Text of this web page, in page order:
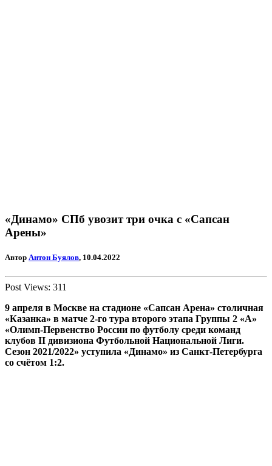
«Динамо» СПб увозит три очка с «Сапсан
Арены»
Автор Антон Буялов, 10.04.2022
Post Views: 311
9 апреля в Москве на стадионе «Сапсан Арена» столичная
«Казанка» в матче 2-го тура второго этапа Группы 2 «А»
«Олимп-Первенство России по футболу среди команд
клубов II дивизиона Футбольной Национальной Лиги.
Сезон 2021/2022» уступила «Динамо» из Санкт-Петербурга
со счётом 1:2.